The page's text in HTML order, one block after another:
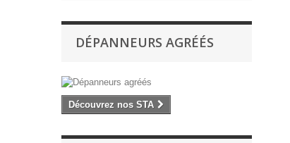
DÉPANNEURS AGRÉÉS
Découvrez nos STA